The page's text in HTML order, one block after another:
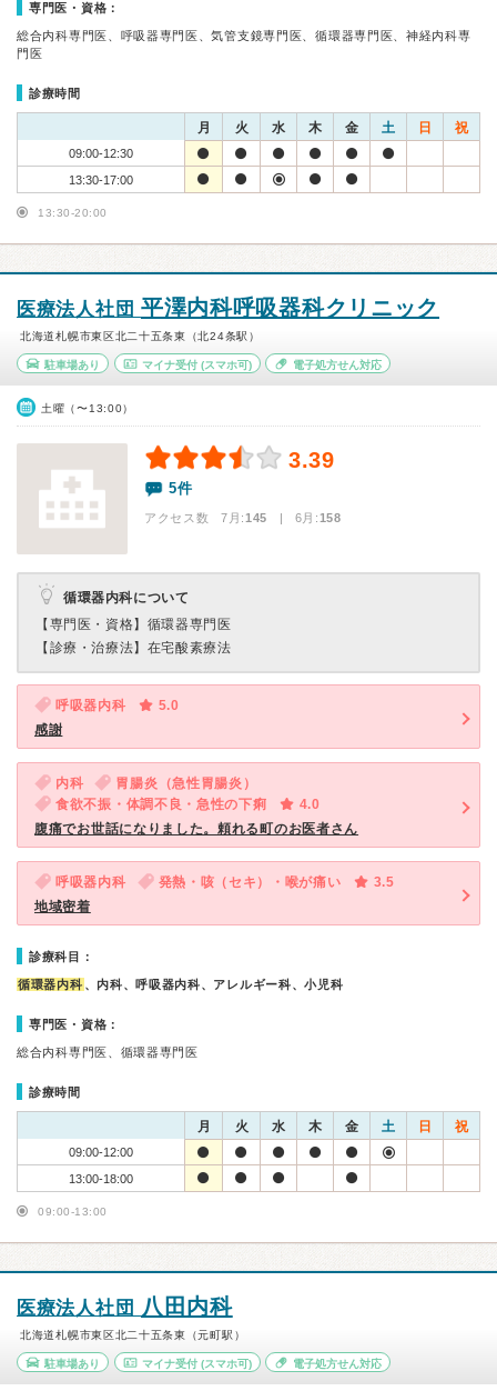
専門医・資格：
総合内科専門医、呼吸器専門医、気管支鏡専門医、循環器専門医、神経内科専
門医
診療時間
月 火 水 木 金 土 日 祝
09:00-12:30
13:30-17:00
13:30-20:00
医療法人社団 平澤内科呼吸器科クリニック
北海道札幌市東区北二十五条東（北24条駅）
駐車場あり マイナ受付(スマホ可) 電子処方せん対応
土曜（〜13:00）
3.39
5件
アクセス数 7月:145 | 6月:158
循環器内科について
【専門医・資格】 循環器専門医
【診療・治療法】 在宅酸素療法
呼吸器内科
5.0
感謝
内科
胃腸炎（急性胃腸炎）
食欲不振・体調不良・急性の下痢
4.0
腹痛でお世話になりました。頼れる町のお医者さん
呼吸器内科 発熱・咳（セキ）・喉が痛い
3.5
地域密着
診療科目：
循環器内科 、内科、呼吸器内科、アレルギー科、小児科
専門医・資格：
総合内科専門医、循環器専門医
診療時間
月 火 水 木 金 土 日 祝
09:00-12:00
13:00-18:00
09:00-13:00
医療法人社団 八田内科
北海道札幌市東区北二十五条東（元町駅）
駐車場あり マイナ受付(スマホ可) 電子処方せん対応